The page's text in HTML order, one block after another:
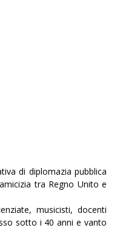
di diplomazia pubblica
tra Regno Unito e
musicisti, docenti
sotto i 40 anni e vanto